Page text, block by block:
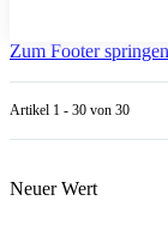
Zum Footer springen
Artikel 1 - 30 von 30
Neuer Wert